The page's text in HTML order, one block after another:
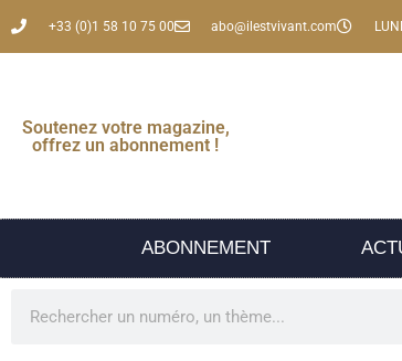
+33 (0)1 58 10 75 00 abo@ilestvivant.com
Soutenez votre magazine,
offrez un abonnement !
ABONNEMENT